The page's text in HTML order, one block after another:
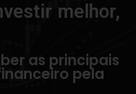
melhor,
as principais
pela